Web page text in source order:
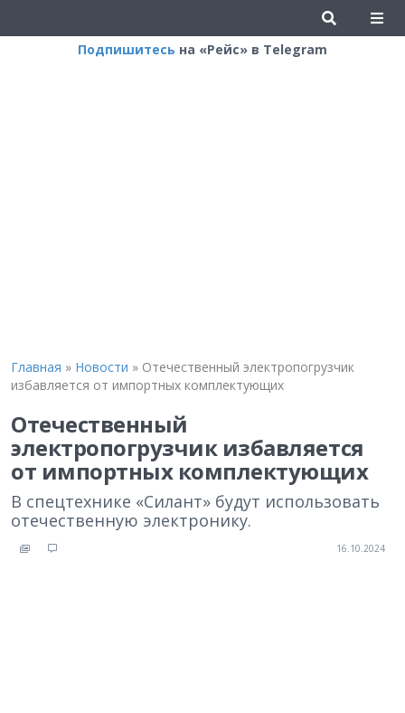
Подпишитесь на «Рейс» в Telegram
Главная » Новости » Отечественный электропогрузчик
избавляется от импортных комплектующих
Отечественный
электропогрузчик избавляется
от импортных комплектующих
В спецтехнике «Силант» будут использовать
отечественную электронику.
16.10.2024